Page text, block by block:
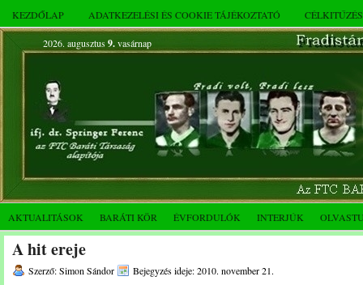
KEZDŐLAP ADATKEZELÉSI ÉS COOKIE TÁJÉKOZTATÓ
2026. augusztus 9.vasárnap
AKTUALITÁSOK BARÁTI KÖR ÉVFORDULÓK INTERJÚK
A hit ereje
Szerző: Simon Sándor Bejegyzés ideje: 2010. november 21.